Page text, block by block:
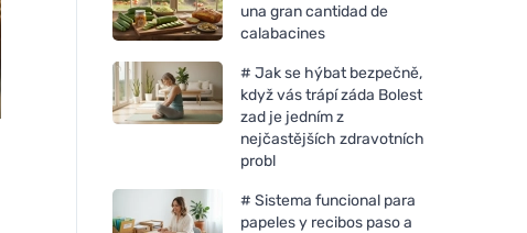
una gran cantidad de
calabacines
# Jak se hýbat bezpečně,
když vás trápí záda Bolest
zad je jedním z
nejčastějších zdravotních
probl
# Sistema funcional para
papeles y recibos paso a